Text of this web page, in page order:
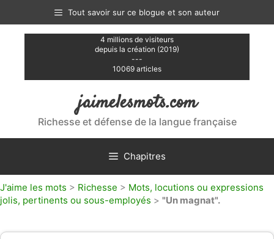
contenu
Tout savoir sur ce blogue et son auteur
4 millions de visiteurs
depuis la création (2019)
---
10069 articles
jaimelesmots.com
Richesse et défense de la langue française
Chapitres
J'aime les mots > Richesse > Mots, locutions ou expressions
jolis, pertinents ou sous-employés > "Un magnat".